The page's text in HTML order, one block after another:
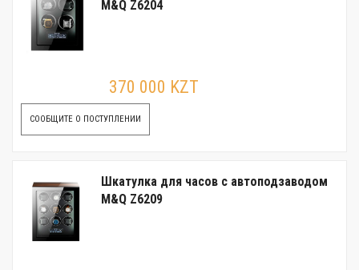
M&Q Z6204
370 000 KZT
СООБЩИТЕ О ПОСТУПЛЕНИИ
Шкатулка для часов с автоподзаводом
M&Q Z6209